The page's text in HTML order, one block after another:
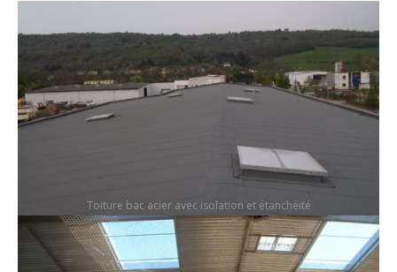
Toiture bac acier avec isolation et étanchéité